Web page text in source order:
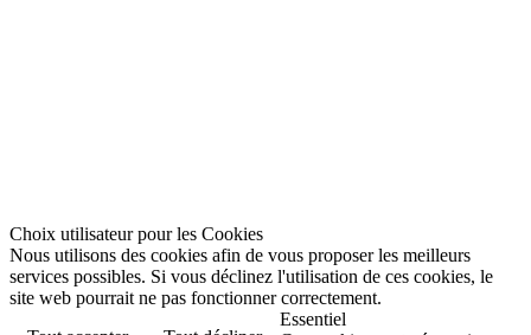
Choix utilisateur pour les Cookies
Nous utilisons des cookies afin de vous proposer les meilleurs
services possibles. Si vous déclinez l'utilisation de ces cookies, le
site web pourrait ne pas fonctionner correctement.
Essentiel